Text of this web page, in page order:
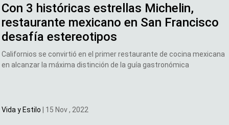
Con 3 históricas estrellas Michelin,
restaurante mexicano en San Francisco
desafía estereotipos
Californios se convirtió en el primer restaurante de cocina mexicana
en alcanzar la máxima distinción de la guía gastronómica
Vida y Estilo 15 Nov , 2022